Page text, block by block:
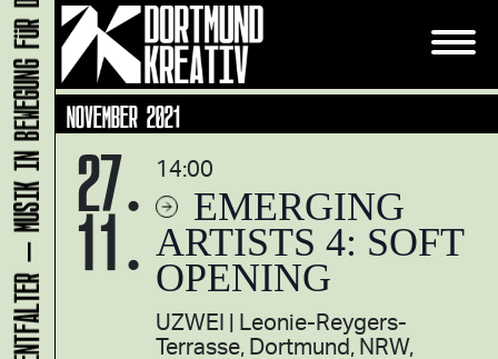
NOVEMBER 2021
27.
11.
EMERGING
ARTISTS 4: SOFT
OPENING
14:00
UZWEI Leonie-Reygers-
Terrasse, Dortmund, NRW,